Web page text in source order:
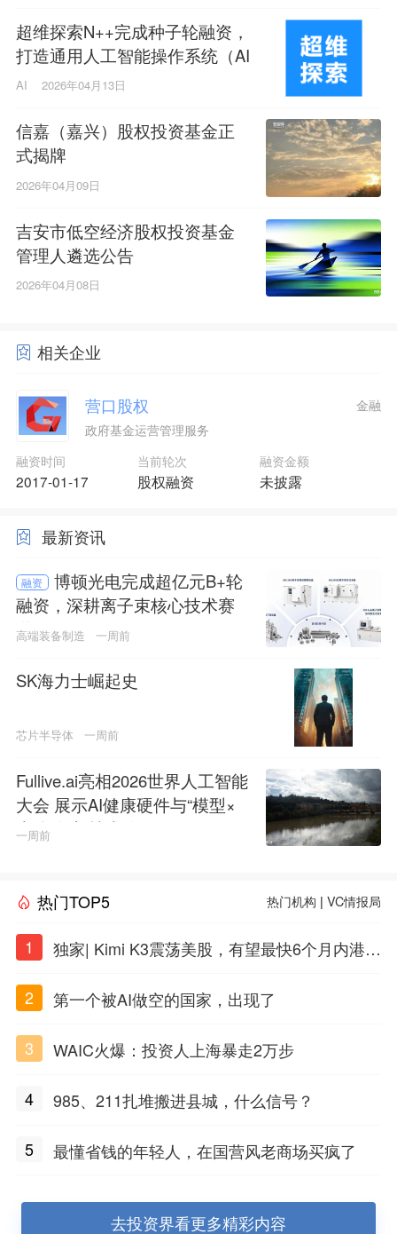
超维探索N++完成种子轮融资，
打造通用人工智能操作系统（AI
OS）
AI 2026年04月13日
信嘉（嘉兴）股权投资基金正
式揭牌
2026年04月09日
吉安市低空经济股权投资基金
管理人遴选公告
2026年04月08日
相关企业
营口股权
政府基金运营管理服务
金融
融资时间
2017-01-17
当前轮次
股权融资
融资金额
未披露
最新资讯
融资
博顿光电完成超亿元B+轮
融资，深耕离子束核心技术赛
道
高端装备制造 一周前
SK海力士崛起史
芯片半导体 一周前
Fullive.ai亮相2026世界人工智能
大会 展示AI健康硬件与“模型×
本体”创新技术路径
一周前
热门TOP5 热门机构 |VC情报局
1
独家| Kimi K3震荡美股，有望最快6个月内港股
2
第一个被AI做空的国家，出现了
3 WAIC火爆：投资人上海暴走2万步
4 985、211扎堆搬进县城，什么信号？
5 最懂省钱的年轻人，在国营风老商场买疯了
去投资界看更多精彩内容